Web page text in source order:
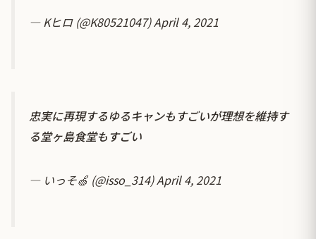
— Kヒロ (@K80521047)April 4, 2021
忠実に再現するゆるキャンもすごいが理想を維持す
る堂ヶ島食堂もすごい
— いっそ🍏 (@isso_314)April 4, 2021